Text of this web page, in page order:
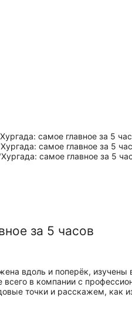
за 5 часов
вдоль и поперёк,
всего в компании с
точки и расскажем, как